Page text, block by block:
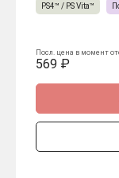
PS4™ / PS Vita™
Посл. цена в момент
569 ₽